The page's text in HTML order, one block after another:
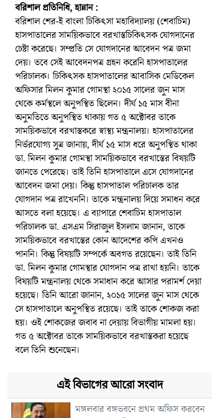
বরিশাল প্রতিনিধি, হান্নান :
বরিশাল শের-ই বাংলা চিকিৎসা মহাবিদ্যালয় (শেবাচিম)
হাসপাতালের সাময়িকভাবে বরখাস্তচিকিৎসক যোগদানের
চেষ্টা করেছে। সম্প্রতি সে যোগদানের আবেদন পত্র জমা
দেয়। তবে সেই আবেদনপত্র গ্রহন করেনি হাসপাতালের
পরিচালক। চিকিৎসক হাসপাতালের আবাসিক মেডিকেল
অফিসার মিলন কুমার গোমস্থা ২০১৫ সালের জুন মাস
থেকে কর্মস্থলে অনুপস্থিত ছিলেন। দীর্ঘ ১৫ মাস বীনা
অনুমতিতে অনুপস্থিত থাকায় গত ৫ অক্টোবর তাকে
সাময়িকভাবে বরখাস্তকরে স্বাস্থ্য মন্ত্রনালয়। হাসপাতালের
নির্ভরযোগ্য সুত্র জানায়, দীর্ঘ ১৫ মাস ধরে অনুপস্থিত থাকা
ডা. মিলন কুমার গোমস্থা সাময়িকভাবে বরখাস্তের বিষয়টি
জানতে পেরেছে। তাই তিনি হাসপাতালে এসে যোগদানের
আবেদন জমা দেয়। কিন্তু হাসপাতাল পরিচালক তার
যোগদান পত্র রাখেননি। তাকে মন্ত্রনালয় দিয়ে সমাধন করে
আসতে বলা হয়েছে। এ ব্যাপারে শেবাচিম হাসপাতাল
পরিচালক ডা. এসএম সিরাজুল ইসলাম জানান, তাকে
সাময়িকভাবে বরখাস্তের কোন আদেশের কপি এখনও
পাননি। কিন্তু বিষয়টি সম্পর্কে অবগত রয়েছেন। তাই তিনি
ডা. মিলন কুমার গোমস্থার যোগদান পত্র রাখা হয়নি। তাকে
বিষয়টি মন্ত্রনালয় থেকে সমাধান করে আসার পরামর্শ দেয়া
হয়েছে। তিনি আরো জানান, ২০১৫ সালের জুন মাস থেকে
সে হাসপাতালে অনুপস্থিত রয়েছে। তাই তাকে শোকজ করা
হয়। ওই শোকজের জবাব না দেয়ায় বিভাগীয় মামলা হয়।
গত ৫ অক্টোবর তাকে সাময়িকভাবে বরখাস্তকরা হয়েছে
বলে তিনি শুনেছেন।
এই বিভাগের আরো সংবাদ
মঙ্গলবার বঙ্গভবনে প্রথম অফিস করবেন